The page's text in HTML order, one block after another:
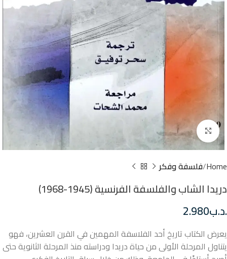
Click to enlarge
Home فلسفة وفكر
دريدا الشاب والفلسفة الفرنسية (1945-1968)
.د.ب2.980
يعرض الكتاب تاريخ أحد الفلاسفة المهمين في القرن العشرين، فهو
يتناول المرحلة الأولى من حياة دريدا ودراسته منذ المرحلة الثانوية حتى